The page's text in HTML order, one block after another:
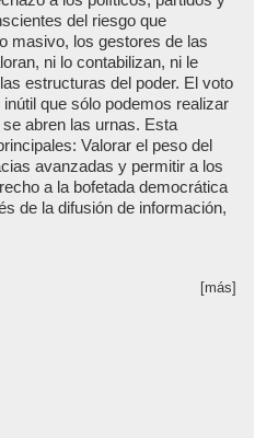
del riesgo que
masivo, los gestores de las
ni lo contabilizan, ni le
estructuras del poder. El voto
que sólo podemos realizar
abren las urnas. Esta
Valorar el peso del
avanzadas y permitir a los
a la bofetada democrática
de la difusión de información,
[más]